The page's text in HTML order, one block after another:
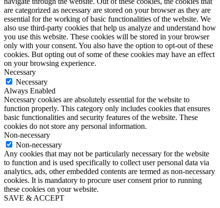
are categorized as necessary are stored on your browser as they are
essential for the working of basic functionalities of the website. We
also use third-party cookies that help us analyze and understand how
you use this website. These cookies will be stored in your browser
only with your consent. You also have the option to opt-out of these
cookies. But opting out of some of these cookies may have an effect
on your browsing experience.
Necessary
Necessary
Always Enabled
Necessary cookies are absolutely essential for the website to
function properly. This category only includes cookies that ensures
basic functionalities and security features of the website. These
cookies do not store any personal information.
Non-necessary
Non-necessary
Any cookies that may not be particularly necessary for the website
to function and is used specifically to collect user personal data via
analytics, ads, other embedded contents are termed as non-necessary
cookies. It is mandatory to procure user consent prior to running
these cookies on your website.
SAVE & ACCEPT